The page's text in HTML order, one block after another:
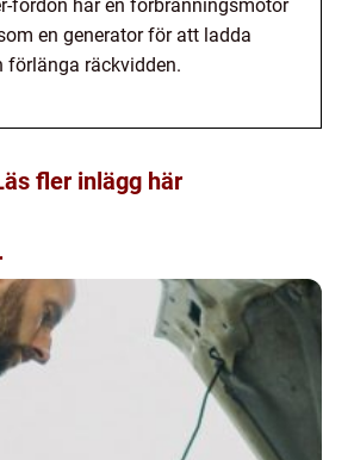
fordon har en förbränningsmotor
en generator för att ladda
förlänga räckvidden.
fler inlägg här